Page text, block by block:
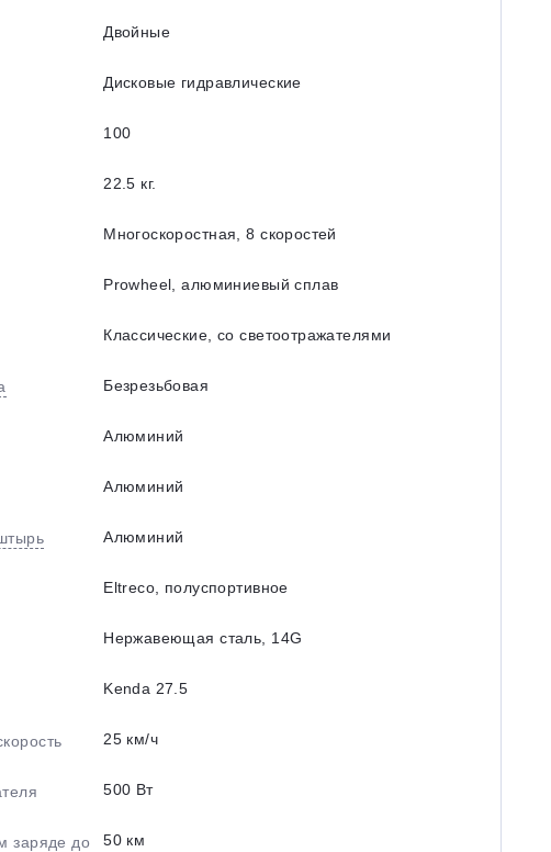
Двойные
Дисковые гидравлические
100
22.5 кг.
Многоскоростная, 8 скоростей
Prowheel, алюминиевый сплав
Классические, со светоотражателями
Безрезьбовая
Алюминий
Алюминий
Алюминий
Eltreco, полуспортивное
Нержавеющая сталь, 14G
Kenda 27.5
25 км/ч
500 Вт
заряде до 50 км